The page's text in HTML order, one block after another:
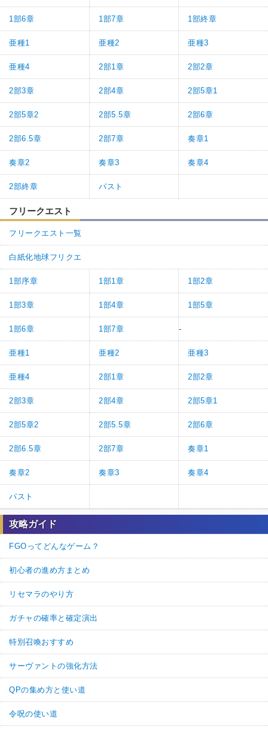
1部6章 1部7章 1部終章
亜種1 亜種2 亜種3
亜種4 2部1章 2部2章
2部3章 2部4章 2部5章1
2部5章2 2部5.5章 2部6章
2部6.5章 2部7章 奏章1
奏章2 奏章3 奏章4
2部終章 パスト
フリークエスト
フリークエスト一覧
白紙化地球フリクエ
1部序章 1部1章 1部2章
1部3章 1部4章 1部5章
1部6章 1部7章 -
亜種1 亜種2 亜種3
亜種4 2部1章 2部2章
2部3章 2部4章 2部5章1
2部5章2 2部5.5章 2部6章
2部6.5章 2部7章 奏章1
奏章2 奏章3 奏章4
パスト
攻略ガイド
FGOってどんなゲーム？
初心者の進め方まとめ
リセマラのやり方
ガチャの確率と確定演出
特別召喚おすすめ
サーヴァントの強化方法
QPの集め方と使い道
令呪の使い道